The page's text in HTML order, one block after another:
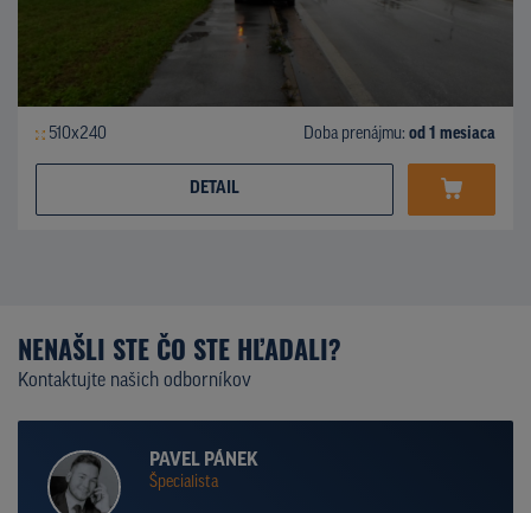
510x240 Doba prenájmu: od 1 mesiaca
DETAIL
NENAŠLI STE ČO STE HĽADALI?
Kontaktujte našich odborníkov
PAVEL PÁNEK
Špecialista